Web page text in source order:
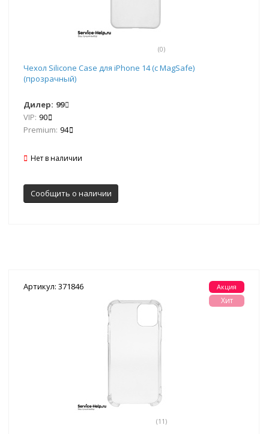
(0)
Чехол Silicone Case для iPhone 14 (с MagSafe)
(прозрачный)
Дилер: 99
VIP: 90
Premium: 94
Нет в наличии
Сообщить о наличии
Артикул: 371846
(11)
Акция
Хит